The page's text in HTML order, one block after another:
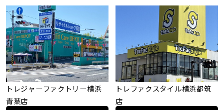
トレジャーファクトリー横浜
青葉店
トレファクスタイル横浜都筑
店